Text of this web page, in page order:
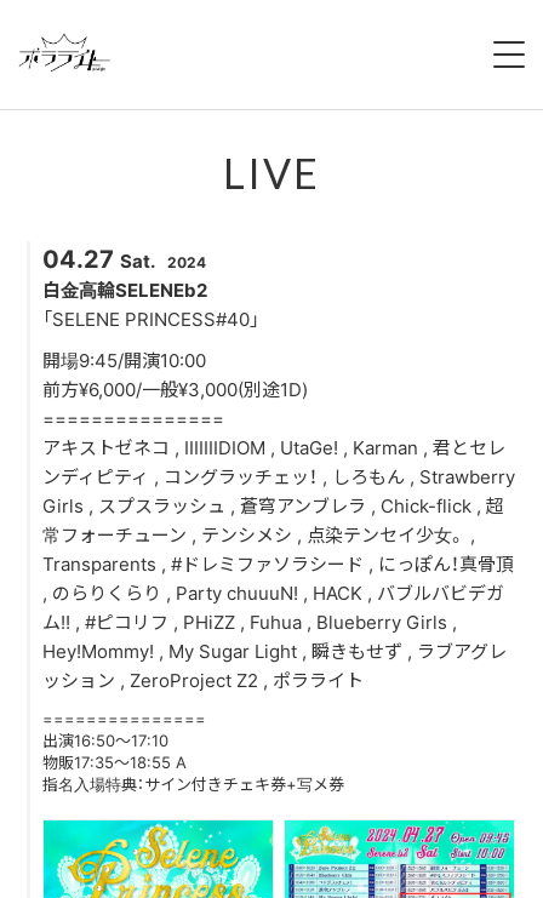
NEWS
LIVE
YOUTUBE
DISCOGRAPHY
CONTACT
COMPANY
LIVE
04.27 Sat. 2024
白金高輪SELENEb2
「SELENE PRINCESS#40」
開場9:45/開演10:00
前方¥6,000/一般¥3,000(別途1D)
===============
アキストゼネコ , IIIIIIIDIOM , UtaGe! , Karman , 君とセレ
ンディピティ , コングラッチェッ！ , しろもん , Strawberry
Girls , スプスラッシュ , 蒼穹アンブレラ , Chick-flick , 超
常フォーチューン , テンシメシ , 点染テンセイ少女。 ,
Transparents , #ドレミファソラシード , にっぽん！真骨頂
, のらりくらり , Party chuuuN! , HACK , バブルバビデガ
ム!! , #ピコリフ , PHiZZ , Fuhua , Blueberry Girls ,
Hey!Mommy! , My Sugar Light , 瞬きもせず , ラブアグレ
ッション , ZeroProject Z2 , ポラライト
===============
出演16:50～17:10
物販17:35～18:55 A
指名入場特典：サイン付きチェキ券+写メ券